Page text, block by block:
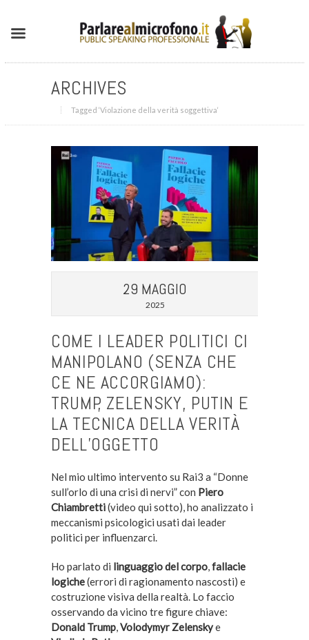
ARCHIVES
Tagged ‘Violazione della verità soggettiva‘
29 MAGGIO
2025
COME I LEADER POLITICI CI
MANIPOLANO (SENZA CHE
CE NE ACCORGIAMO):
TRUMP, ZELENSKY, PUTIN E
LA TECNICA DELLA VERITÀ
DELL’OGGETTO
Nel mio ultimo intervento su Rai3 a “Donne
sull’orlo di una crisi di nervi” con Piero
Chiambretti(video qui sotto), ho analizzato i
meccanismi psicologici usati dai leader
politici per influenzarci.
Ho parlato di linguaggio del corpo,fallacie
logiche(errori di ragionamento nascosti) e
costruzione visiva della realtà. Lo faccio
osservando da vicino tre figure chiave:
Donald Trump,Volodymyr Zelenskye